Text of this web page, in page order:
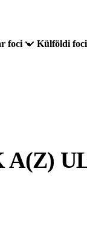
foci Külföldi foci
A(Z)